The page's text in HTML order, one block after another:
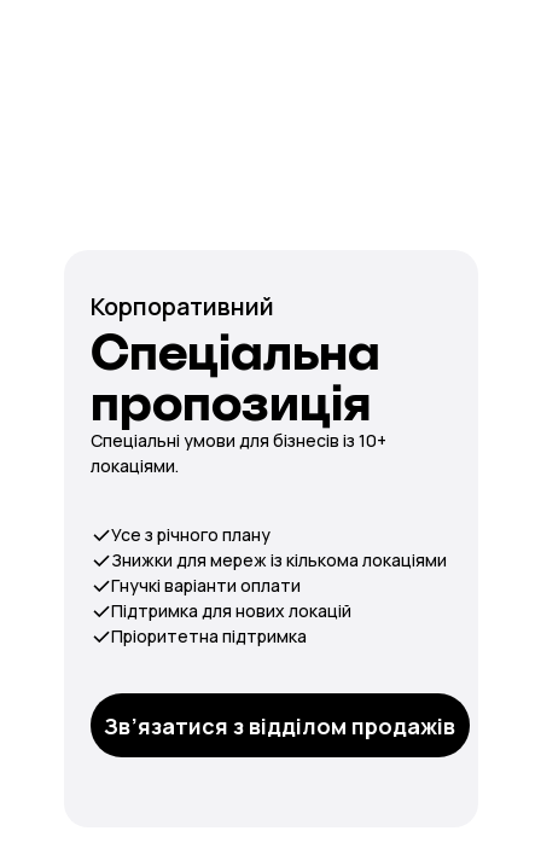
Корпоративний
Спеціальна
пропозиція
Спеціальні умови для бізнесів із 10+
локаціями.
Зв’язатися з відділом продажів
Усе з річного плану
Знижки для мереж із кількома локаціями
Гнучкі варіанти оплати
Підтримка для нових локацій
Пріоритетна підтримка